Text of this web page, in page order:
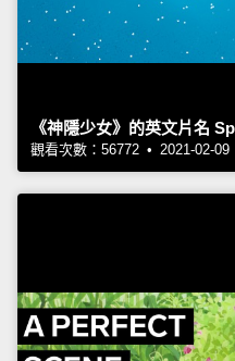
《神隱少女》的英文片名
觀看次數：56772 • 2021-02-09